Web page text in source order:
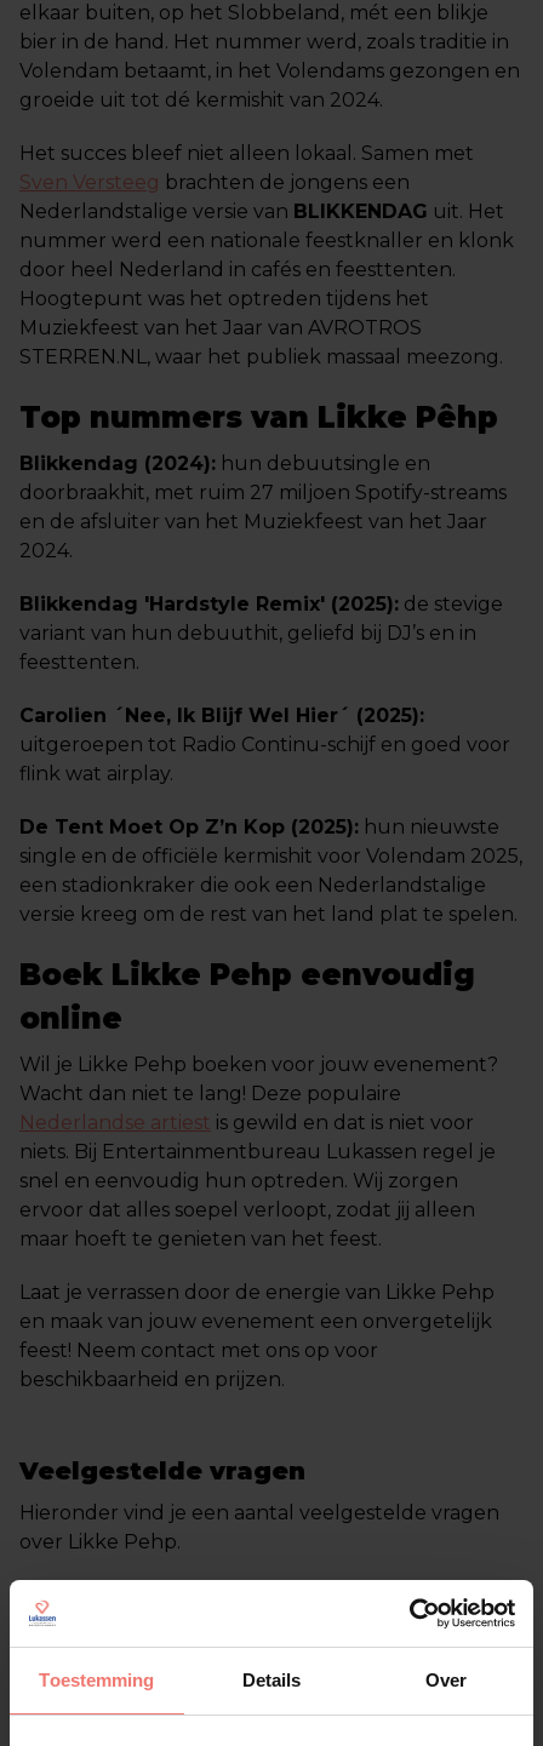
Toestemming Details Over
elkaar buiten, op het Slobbeland, mét een blikje
bier in de hand. Het nummer werd, zoals traditie in
Volendam betaamt, in het Volendams gezongen en
groeide uit tot dé kermishit van 2024.
Het succes bleef niet alleen lokaal. Samen met
Sven Versteeg brachten de jongens een
Nederlandstalige versie van BLIKKENDAG uit. Het
nummer werd een nationale feestknaller en klonk
door heel Nederland in cafés en feesttenten.
Hoogtepunt was het optreden tijdens het
Muziekfeest van het Jaar van AVROTROS
STERREN.NL, waar het publiek massaal meezong.
Top nummers van Likke Pêhp
Blikkendag (2024): hun debuutsingle en
doorbraakhit, met ruim 27 miljoen Spotify-streams
en de afsluiter van het Muziekfeest van het Jaar
2024.
Blikkendag 'Hardstyle Remix' (2025): de stevige
variant van hun debuuthit, geliefd bij DJ’s en in
feesttenten.
Carolien ´Nee, Ik Blijf Wel Hier´ (2025):
uitgeroepen tot Radio Continu-schijf en goed voor
flink wat airplay.
De Tent Moet Op Z’n Kop (2025): hun nieuwste
single en de officiële kermishit voor Volendam 2025,
een stadionkraker die ook een Nederlandstalige
versie kreeg om de rest van het land plat te spelen.
Boek Likke Pehp eenvoudig
online
Wil je Likke Pehp boeken voor jouw evenement?
Wacht dan niet te lang! Deze populaire
Nederlandse artiest is gewild en dat is niet voor
niets. Bij Entertainmentbureau Lukassen regel je
snel en eenvoudig hun optreden. Wij zorgen
ervoor dat alles soepel verloopt, zodat jij alleen
maar hoeft te genieten van het feest.
Laat je verrassen door de energie van Likke Pehp
en maak van jouw evenement een onvergetelijk
feest! Neem contact met ons op voor
beschikbaarheid en prijzen.
Veelgestelde vragen
Hieronder vind je een aantal veelgestelde vragen
over Likke Pehp.
Wat kost het om Likke Pehp te boeken
voor mijn feest of evenement?
Voor welke evenementen is Likke Pehp